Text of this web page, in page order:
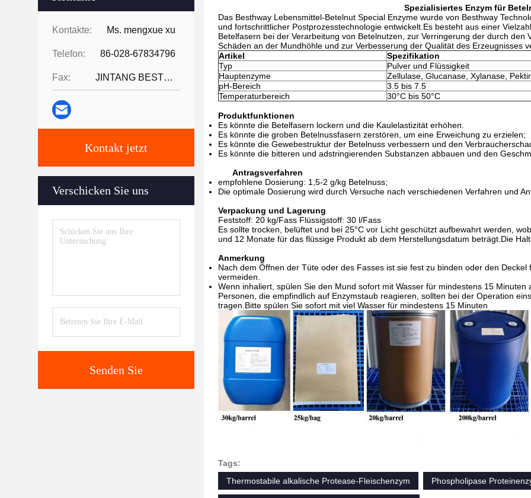
Kontakte: Ms. mengxue xu
Telefon: 86-028-67834796
Fax: JINTANG BESTWAY TECHNOLOGY CO
Kontakt jetzt
Verschicken Sie uns
Senden Sie
Spezialisiertes Enzym für
Das Besthway Lebensmittel-Betelnut Special Enzyme wurde von Besthway
und fortschrittlicher Postprozesstechnologie entwickelt.Es besteht aus einer
Betelfasern bei der Verarbeitung von Betelnutzen, zur Verringerung der durch den
Schäden an der Mundhöhle und zur Verbesserung der Qualität des Erzeugnisses
Artikel
Spezifikation
Typ
Pulver und Flüssigkeit
Hauptenzyme
Zellulase, Glucanase, Xylanase,
pH-Bereich
3.5 bis 7.5
Temperaturbereich
30°C bis 50°C
Produktfunktionen
Es könnte die Betelfasern lockern und die Kaulelastizität erhöhen.
Es könnte die groben Betelnussfasern zerstören, um eine Erweichung zu erzielen;
Es könnte die Gewebestruktur der Betelnuss verbessern und den
Es könnte die bitteren und adstringierenden Substanzen abbauen und den
Antragsverfahren
empfohlene Dosierung: 1,5-2 g/kg Betelnuss;
Die optimale Dosierung wird durch Versuche nach verschiedenen Verfahren und
Verpackung und Lagerung
Feststoff: 20 kg/Fass Flüssigstoff: 30 l/Fass
Es sollte trocken, belüftet und bei 25°C vor Licht geschützt aufbewahrt werden,
und 12 Monate für das flüssige Produkt ab dem Herstellungsdatum beträgt.Die
Anmerkung
Nach dem Öffnen der Tüte oder des Fasses ist sie fest zu binden oder den
vermeiden.
Wenn inhaliert, spülen Sie den Mund sofort mit Wasser für mindestens 15 Minuten
Personen, die empfindlich auf Enzymstaub reagieren, sollten bei der Operation
tragen.Bitte spülen Sie sofort mit viel Wasser für mindestens 15 Minuten
Tags:
Thermostabile alkalische Protease-Fleischenzym
Phospholipase